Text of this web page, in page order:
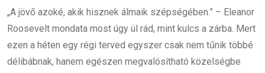
„A jövő azoké, akik hisznek álmaik szépségében.” – Eleanor
Roosevelt mondata most úgy ül rád, mint kulcs a zárba. Mert
ezen a héten egy régi terved egyszer csak nem tűnik többé
délibábnak, hanem egészen megvalósítható közelségbe